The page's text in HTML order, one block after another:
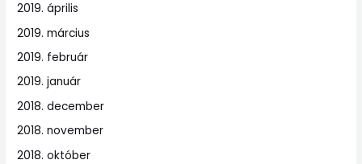
2019. április
2019. március
2019. február
2019. január
2018. december
2018. november
2018. október